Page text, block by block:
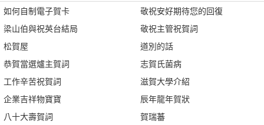
如何自制電子賀卡
梁山伯與祝英台結局
松賀屋
恭賀當選爐主賀詞
工作辛苦祝賀詞
企業吉祥物寶寶
八十大壽賀詞
敬祝安好期待您的回復
敬祝主管祝賀詞
道別的話
志賀氏菌病
滋賀大學介紹
辰年龍年賀狀
賀瑞蕃